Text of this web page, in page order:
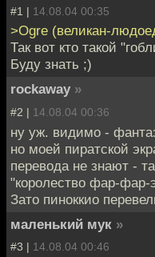
#1 | 14.08.04 00:35
>Ogre (великан-
Так вот кто такой
Буду знать ;)
rockaway »
#2 | 14.08.04 00:36
ну уж. видимо -
но моей пиратской
перевода не знают -
"королество фар-фар-
Зато пиноккио
маленький мук »
#3 | 14.08.04 00:46